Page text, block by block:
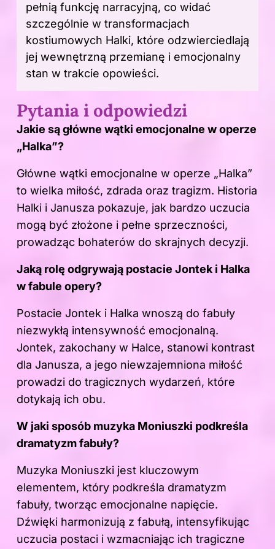
pełnią funkcję narracyjną, co widać
szczególnie w transformacjach
kostiumowych Halki, które odzwierciedlają
jej wewnętrzną przemianę i emocjonalny
stan w trakcie opowieści.
Pytania i odpowiedzi
Jakie są główne wątki emocjonalne w operze
„Halka”?
Główne wątki emocjonalne w operze „Halka”
to wielka miłość, zdrada oraz tragizm. Historia
Halki i Janusza pokazuje, jak bardzo uczucia
mogą być złożone i pełne sprzeczności,
prowadząc bohaterów do skrajnych decyzji.
Jaką rolę odgrywają postacie Jontek i Halka
w fabule opery?
Postacie Jontek i Halka wnoszą do fabuły
niezwykłą intensywność emocjonalną.
Jontek, zakochany w Halce, stanowi kontrast
dla Janusza, a jego niewzajemniona miłość
prowadzi do tragicznych wydarzeń, które
dotykają ich obu.
W jaki sposób muzyka Moniuszki podkreśla
dramatyzm fabuły?
Muzyka Moniuszki jest kluczowym
elementem, który podkreśla dramatyzm
fabuły, tworząc emocjonalne napięcie.
Dźwięki harmonizują z fabułą, intensyfikując
uczucia postaci i wzmacniając ich tragiczne